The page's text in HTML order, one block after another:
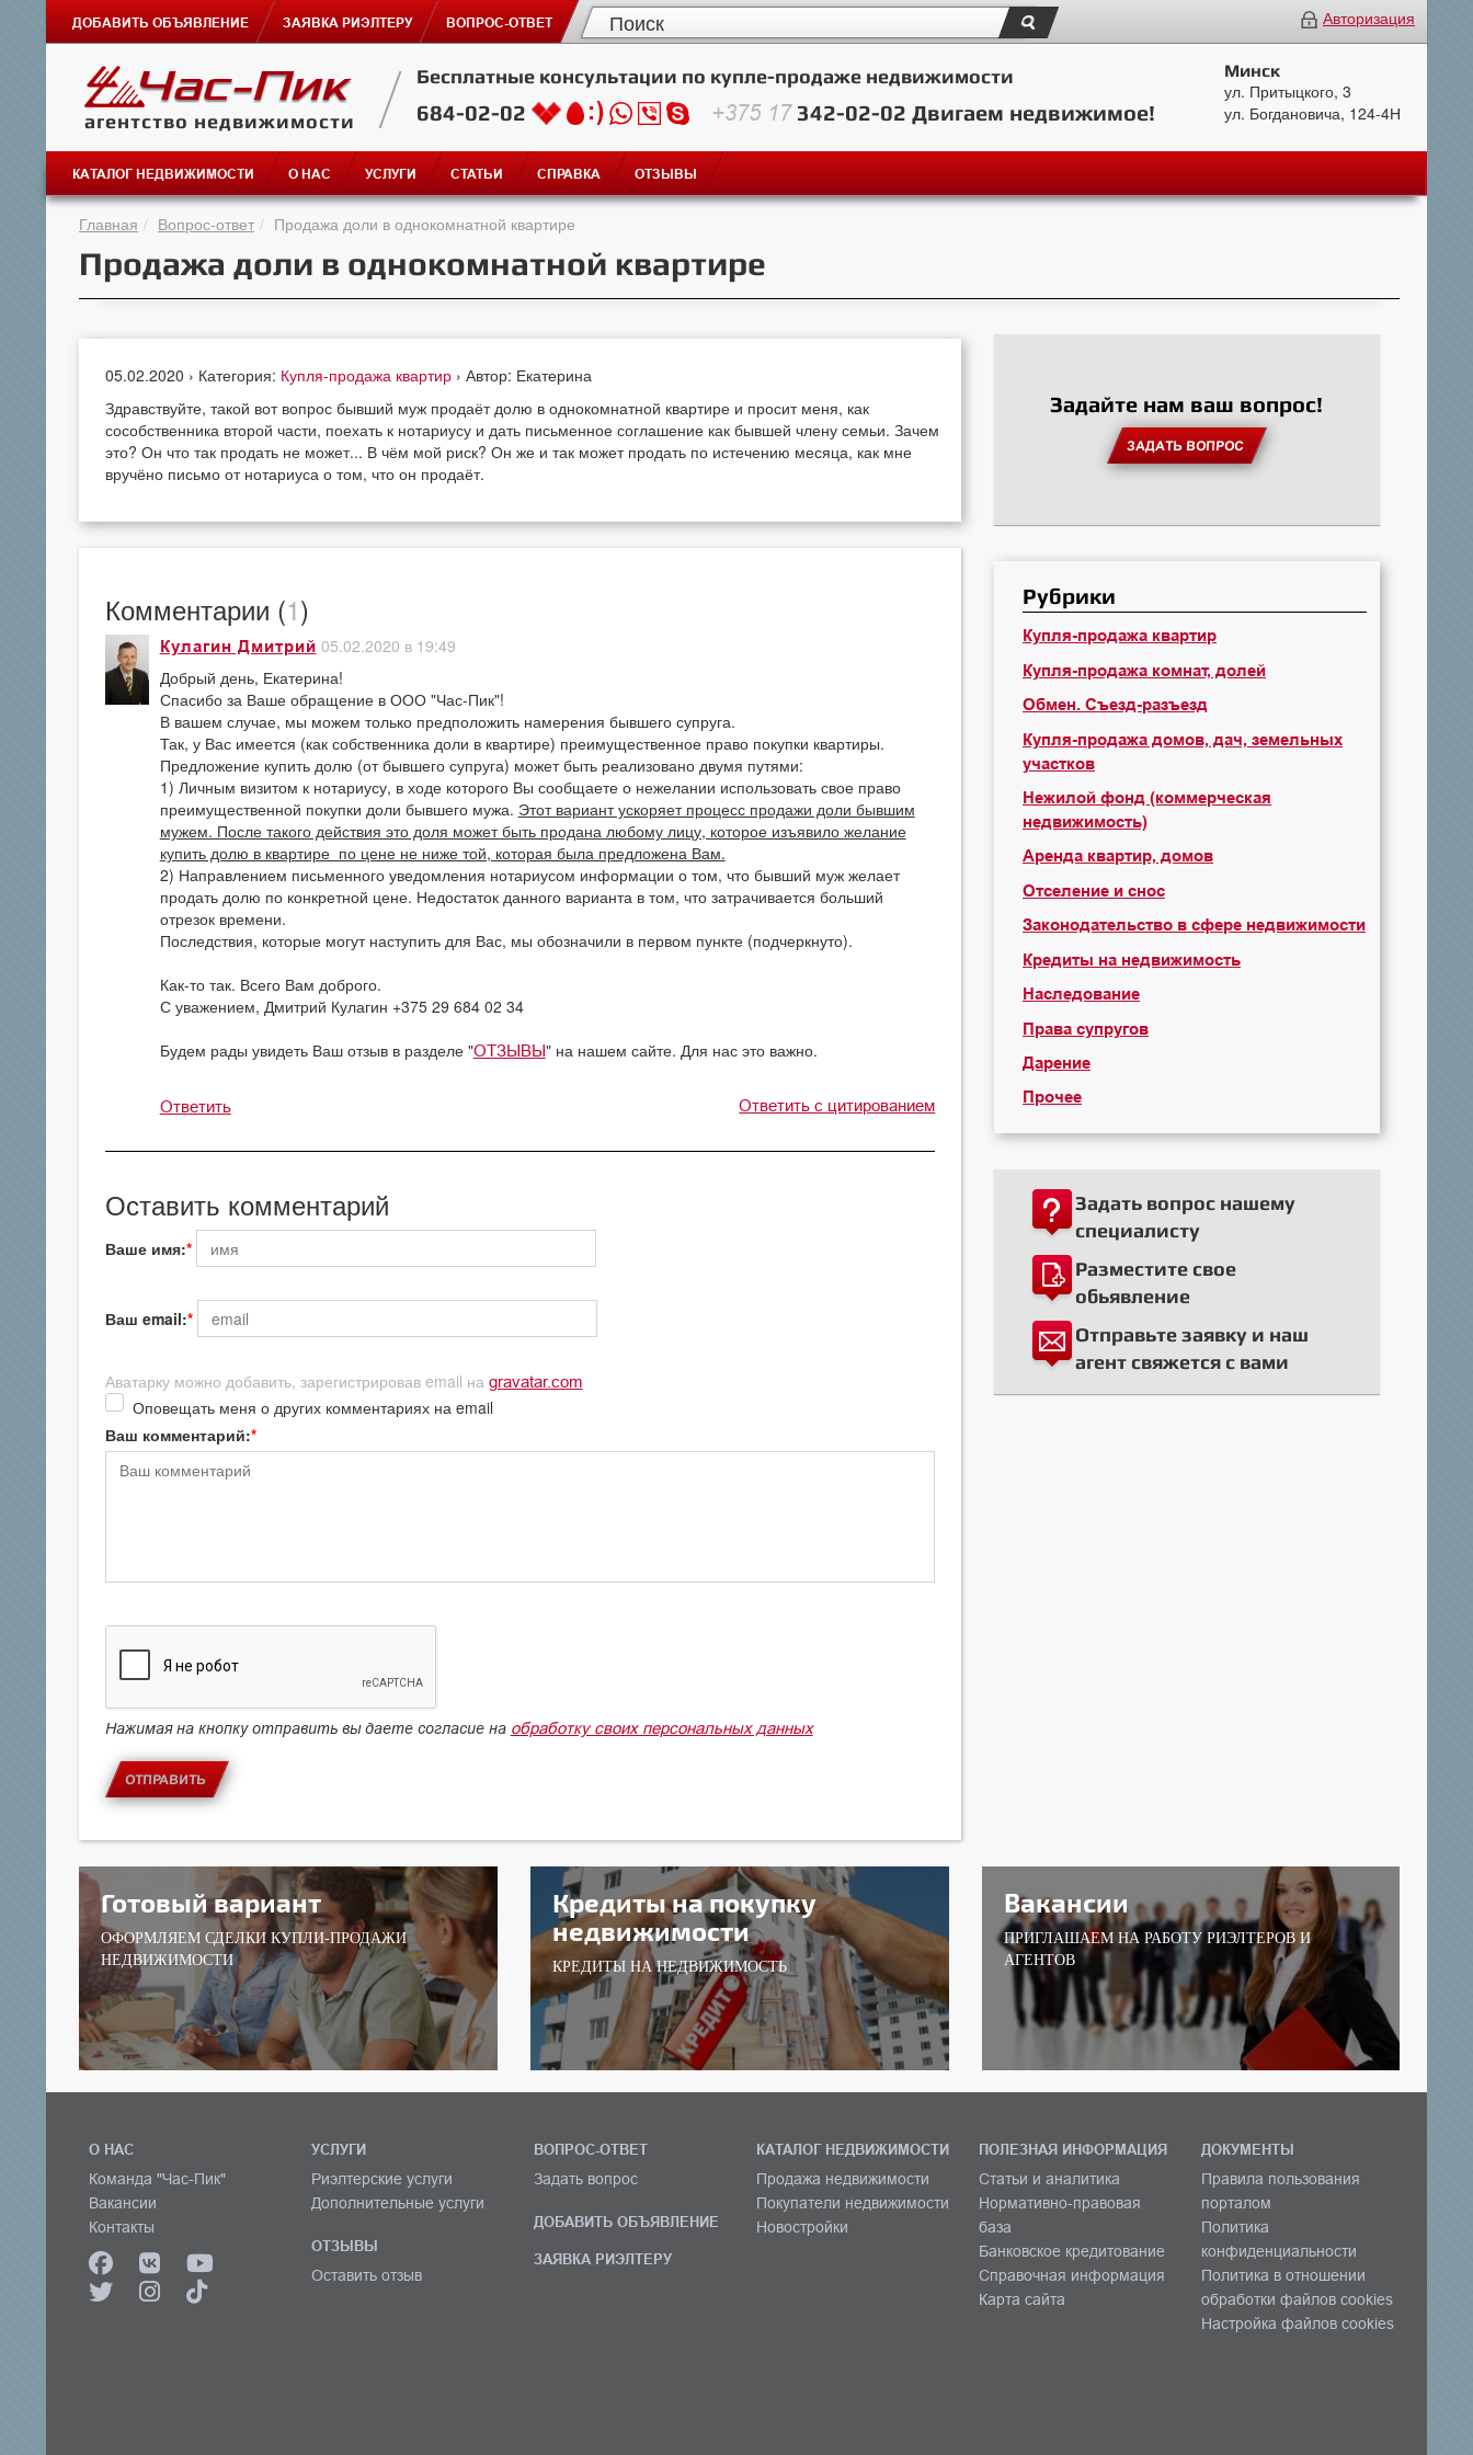
ДОБАВИТЬ ОБЪЯВЛЕНИЕ ЗАЯВКА РИЭЛТЕРУ ВОПРОС-ОТВЕТ Авторизация
агентство недвижимости
Бесплатные консультации по купле-продаже недвижимости
684-02-02 +375 17342-02-02 Двигаем недвижимое!
Минск
ул. Притыцкого, 3
ул. Богдановича, 124-4Н
КАТАЛОГ НЕДВИЖИМОСТИ О НАС УСЛУГИ СТАТЬИ СПРАВКА ОТЗЫВЫ
Главная Вопрос-ответ Продажа доли в однокомнатной квартире
Продажа доли в однокомнатной квартире
05.02.2020 › Категория: Купля-продажа квартир › Автор: Екатерина
Здравствуйте, такой вот вопрос бывший муж продаёт долю в однокомнатной квартире и просит меня, как
сособственника второй части, поехать к нотариусу и дать письменное соглашение как бывшей члену семьи. Зачем
это? Он что так продать не может... В чём мой риск? Он же и так может продать по истечению месяца, как мне
вручёно письмо от нотариуса о том, что он продаёт.
Комментарии (1)
Кулагин Дмитрий 05.02.2020 в 19:49
Добрый день, Екатерина!
Спасибо за Ваше обращение в ООО "Час-Пик"!
В вашем случае, мы можем только предположить намерения бывшего супруга.
Так, у Вас имеется (как собственника доли в квартире) преимущественное право покупки квартиры.
Предложение купить долю (от бывшего супруга) может быть реализовано двумя путями:
1) Личным визитом к нотариусу, в ходе которого Вы сообщаете о нежелании использовать свое право
преимущественной покупки доли бывшего мужа. Этот вариант ускоряет процесс продажи доли бывшим
мужем. После такого действия это доля может быть продана любому лицу, которое изъявило желание
купить долю в квартире по цене не ниже той, которая была предложена Вам.
2) Направлением письменного уведомления нотариусом информации о том, что бывший муж желает
продать долю по конкретной цене. Недостаток данного варианта в том, что затрачивается больший
отрезок времени.
Последствия, которые могут наступить для Вас, мы обозначили в первом пункте (подчеркнуто).
Как-то так. Всего Вам доброго.
С уважением, Дмитрий Кулагин +375 29 684 02 34
Будем рады увидеть Ваш отзыв в разделе "ОТЗЫВЫ" на нашем сайте. Для нас это важно.
Ответить Ответить с цитированием
Оставить комментарий
Ваше имя:
Ваш email:
Аватарку можно добавить, зарегистрировав email на gravatar.com
Оповещать меня о других комментариях на email
Ваш комментарий:
Нажимая на кнопку отправить вы даете согласие на обработку своих персональных данных
ОТПРАВИТЬ
Задайте нам ваш вопрос!
ЗАДАТЬ ВОПРОС
Рубрики
Купля-продажа квартир
Купля-продажа комнат, долей
Обмен. Съезд-разъезд
Купля-продажа домов, дач, земельных
участков
Нежилой фонд (коммерческая
недвижимость)
Аренда квартир, домов
Отселение и снос
Законодательство в сфере недвижимости
Кредиты на недвижимость
Наследование
Права супругов
Дарение
Прочее
Задать вопрос нашему
специалисту
Разместите свое
обьявление
Отправьте заявку и наш
агент свяжется с вами
Готовый вариант
ОФОРМЛЯЕМ СДЕЛКИ КУПЛИ-ПРОДАЖИ
НЕДВИЖИМОСТИ
Кредиты на покупку
недвижимости
КРЕДИТЫ НА НЕДВИЖИМОСТЬ
Вакансии
ПРИГЛАШАЕМ НА РАБОТУ РИЭЛТЕРОВ И
АГЕНТОВ
О НАС
Команда "Час-Пик"
Вакансии
Контакты
УСЛУГИ
Риэлтерские услуги
Дополнительные услуги
ОТЗЫВЫ
Оставить отзыв
ВОПРОС-ОТВЕТ
Задать вопрос
ДОБАВИТЬ ОБЪЯВЛЕНИЕ
ЗАЯВКА РИЭЛТЕРУ
КАТАЛОГ НЕДВИЖИМОСТИ
Продажа недвижимости
Покупатели недвижимости
Новостройки
ПОЛЕЗНАЯ ИНФОРМАЦИЯ
Статьи и аналитика
Нормативно-правовая
база
Банковское кредитование
Справочная информация
Карта сайта
ДОКУМЕНТЫ
Правила пользования
порталом
Политика
конфиденциальности
Политика в отношении
обработки файлов cookies
Настройка файлов cookies